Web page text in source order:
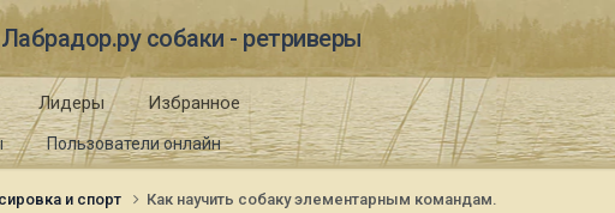
Лабрадор.ру собаки - ретриверы
Пользователи онлайн
Лидеры Избранное
и спорт Как научить собаку элементарным командам.